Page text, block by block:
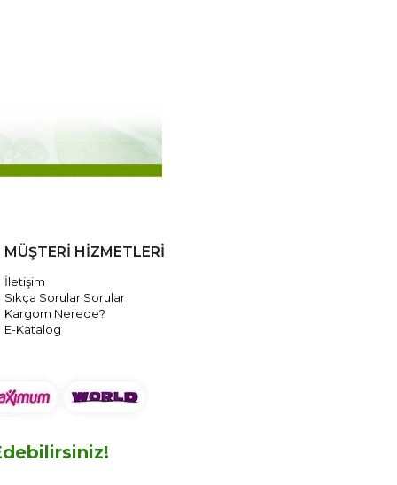
MÜŞTERİ HİZMETLERİ
İletişim
Sıkça Sorular Sorular
Kargom Nerede?
E-Katalog